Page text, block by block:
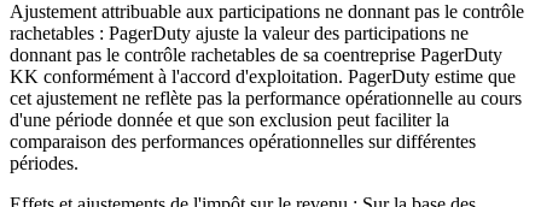
Ajustement attribuable aux participations ne donnant pas le contrôle
rachetables : PagerDuty ajuste la valeur des participations ne
donnant pas le contrôle rachetables de sa coentreprise PagerDuty
KK conformément à l'accord d'exploitation. PagerDuty estime que
cet ajustement ne reflète pas la performance opérationnelle au cours
d'une période donnée et que son exclusion peut faciliter la
comparaison des performances opérationnelles sur différentes
périodes.